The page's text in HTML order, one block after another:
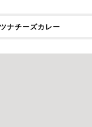
ナチーズカレー